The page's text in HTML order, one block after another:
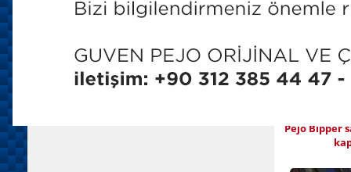
150 TL180
Orijinal
Pejo Bipper